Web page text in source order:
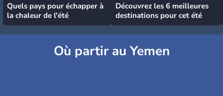
Quels pays pour échapper à
la chaleur de l'été
Découvrez les 6 meilleures
destinations pour cet été
Où partir au Yemen